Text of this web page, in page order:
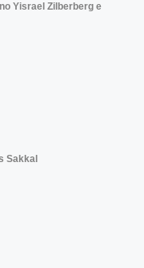
Yisrael Zilberberg e
Sakkal